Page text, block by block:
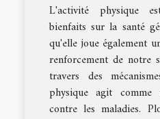
L'activité physique
bienfaits sur la santé
qu'elle joue également
renforcement de notre
travers des
physique agit
contre les maladies.